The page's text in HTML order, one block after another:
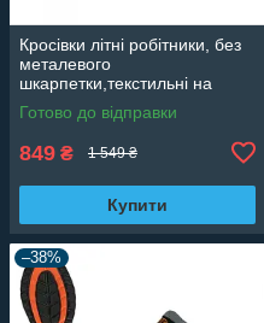
Кросівки літні робітники, без
металевого
шкарпетки,текстильні на
кожен день легкі зручні
Польща X250
Готово до відправки
849 ₴ 1 549 ₴
Купити
–38%